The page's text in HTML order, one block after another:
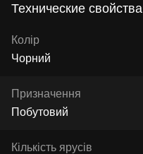
Технические свойства
Колір
Чорний
Призначення
Побутовий
Кількість ярусів